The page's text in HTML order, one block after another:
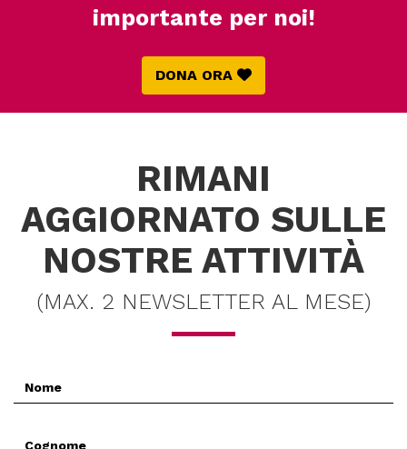
importante per noi!
DONA ORA
RIMANI
AGGIORNATO SULLE
NOSTRE ATTIVITÀ
(MAX. 2 NEWSLETTER AL MESE)
Nome
*
Cognome